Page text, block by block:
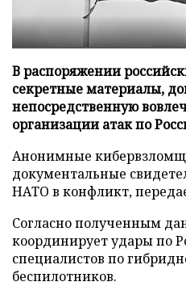
В распоряжении
секретные материалы,
непосредственную
организации атак по
Анонимные
документальные
НАТО в конфликт,
Согласно полученным
координирует удары по
специалистов по
беспилотников.